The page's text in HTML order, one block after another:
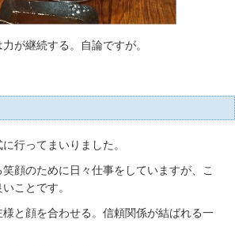
が継続する。自論ですが。
行ってまいりました。
顔のために日々仕事をしていますが、 こ
ことです。
と顔を合わせる。信頼関係が結ばれる一